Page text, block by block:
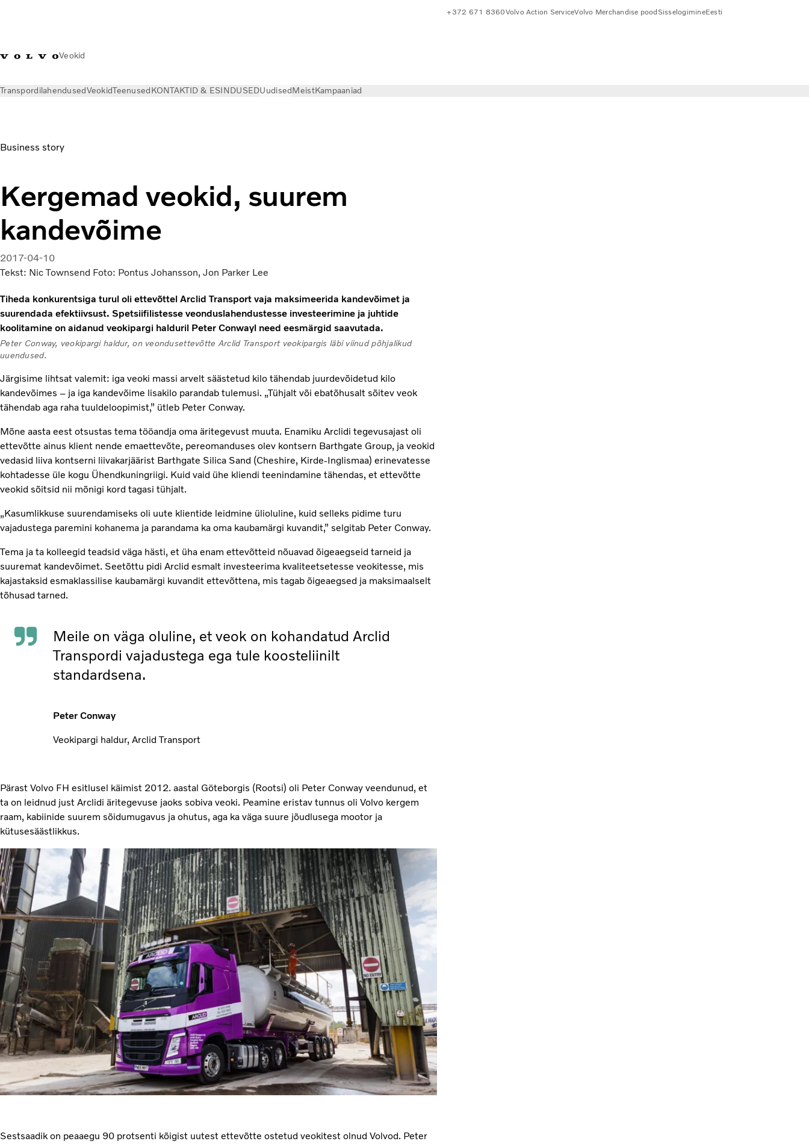
Veokid
+372 671 8360Volvo Action ServiceVolvo Merchandise pood SisselogimineEesti
TranspordilahendusedVeokidTeenusedKONTAKTID & ESINDUSEDUudisedMeistKampaaniad
Business story
Kergemad veokid, suurem
kandevõime
2017-04-10
Tekst: Nic Townsend Foto: Pontus Johansson, Jon Parker Lee
Tiheda konkurentsiga turul oli ettevõttel Arclid Transport vaja maksimeerida kandevõimet ja
suurendada efektiivsust. Spetsiifilistesse veonduslahendustesse investeerimine ja juhtide
koolitamine on aidanud veokipargi halduril Peter Conwayl need eesmärgid saavutada.
Peter Conway, veokipargi haldur, on veondusettevõtte Arclid Transport veokipargis läbi viinud põhjalikud
uuendused.
Järgisime lihtsat valemit: iga veoki massi arvelt säästetud kilo tähendab juurdevõidetud kilo
kandevõimes – ja iga kandevõime lisakilo parandab tulemusi. „Tühjalt või ebatõhusalt sõitev veok
tähendab aga raha tuuldeloopimist,” ütleb Peter Conway.
Mõne aasta eest otsustas tema tööandja oma äritegevust muuta. Enamiku Arclidi tegevusajast oli
ettevõtte ainus klient nende emaettevõte, pereomanduses olev kontsern Barthgate Group, ja veokid
vedasid liiva kontserni liivakarjäärist Barthgate Silica Sand (Cheshire, Kirde-Inglismaa) erinevatesse
kohtadesse üle kogu Ühendkuningriigi. Kuid vaid ühe kliendi teenindamine tähendas, et ettevõtte
veokid sõitsid nii mõnigi kord tagasi tühjalt.
„Kasumlikkuse suurendamiseks oli uute klientide leidmine ülioluline, kuid selleks pidime turu
vajadustega paremini kohanema ja parandama ka oma kaubamärgi kuvandit,” selgitab Peter Conway.
Tema ja ta kolleegid teadsid väga hästi, et üha enam ettevõtteid nõuavad õigeaegseid tarneid ja
suuremat kandevõimet. Seetõttu pidi Arclid esmalt investeerima kvaliteetsetesse veokitesse, mis
kajastaksid esmaklassilise kaubamärgi kuvandit ettevõttena, mis tagab õigeaegsed ja maksimaalselt
tõhusad tarned.
Meile on väga oluline, et veok on kohandatud Arclid
Transpordi vajadustega ega tule koosteliinilt
standardsena.
Peter Conway
Veokipargi haldur, Arclid Transport
Pärast Volvo FH esitlusel käimist 2012. aastal Göteborgis (Rootsi) oli Peter Conway veendunud, et
ta on leidnud just Arclidi äritegevuse jaoks sobiva veoki. Peamine eristav tunnus oli Volvo kergem
raam, kabiinide suurem sõidumugavus ja ohutus, aga ka väga suure jõudlusega mootor ja
kütusesäästlikkus.
Sestsaadik on peaaegu 90 protsenti kõigist uutest ettevõtte ostetud veokitest olnud Volvod. Peter